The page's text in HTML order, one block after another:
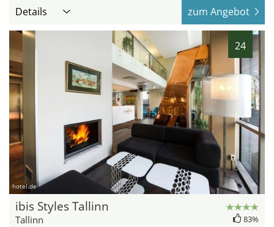
Details zum Angebot
24
hotel.de
ibis Styles Tallinn
Tallinn 83%